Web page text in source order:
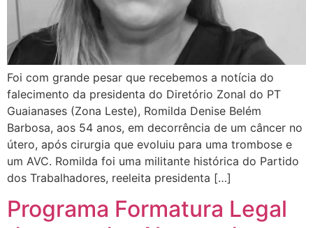
Foi com grande pesar que recebemos a notícia do
falecimento da presidenta do Diretório Zonal do PT
Guaianases (Zona Leste), Romilda Denise Belém
Barbosa, aos 54 anos, em decorrência de um câncer no
útero, após cirurgia que evoluiu para uma trombose e
um AVC. Romilda foi uma militante histórica do Partido
dos Trabalhadores, reeleita presidenta […]
Programa Formatura Legal